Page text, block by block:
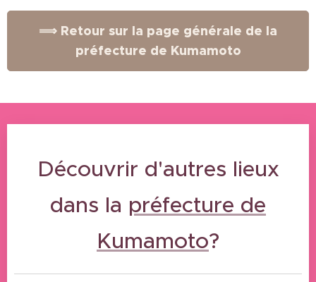
⟹ Retour sur la page générale de la
préfecture de Kumamoto
Découvrir d'autres lieux
dans la préfecture de
Kumamoto?